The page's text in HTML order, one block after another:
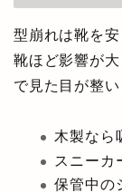
型崩れは靴を
靴ほど影響が
で見た目が整い
木製なら
スニーカ
保管中の